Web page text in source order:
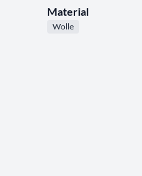
Material
Wolle